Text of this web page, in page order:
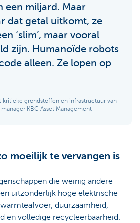
een miljard. Maar
dat getal uitkomt, ze
‘slim’, maar vooral
zijn. Humanoïde robots
alleen. Ze lopen op
kritieke grondstoffen en infrastructuur van
KBC Asset Management
moeilijk te vervangen is
die weinig andere
uitzonderlijk hoge elektrische
duurzaamheid,
en volledige recycleerbaarheid.